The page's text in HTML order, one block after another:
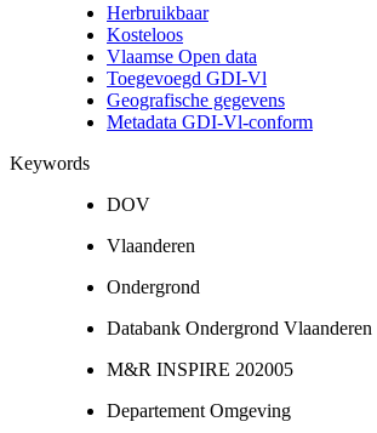
Herbruikbaar
Kosteloos
Vlaamse Open data
Toegevoegd GDI-Vl
Geografische gegevens
Metadata GDI-Vl-conform
Keywords
DOV
Vlaanderen
Ondergrond
Databank Ondergrond Vlaanderen
M&R INSPIRE 202005
Departement Omgeving